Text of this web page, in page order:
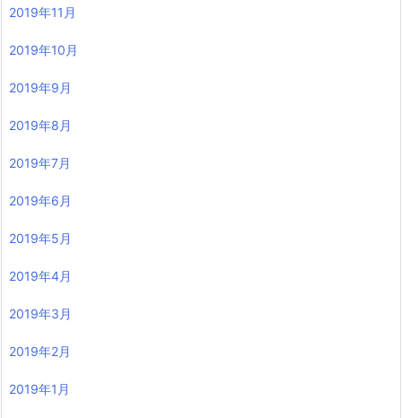
2019年11月
2019年10月
2019年9月
2019年8月
2019年7月
2019年6月
2019年5月
2019年4月
2019年3月
2019年2月
2019年1月